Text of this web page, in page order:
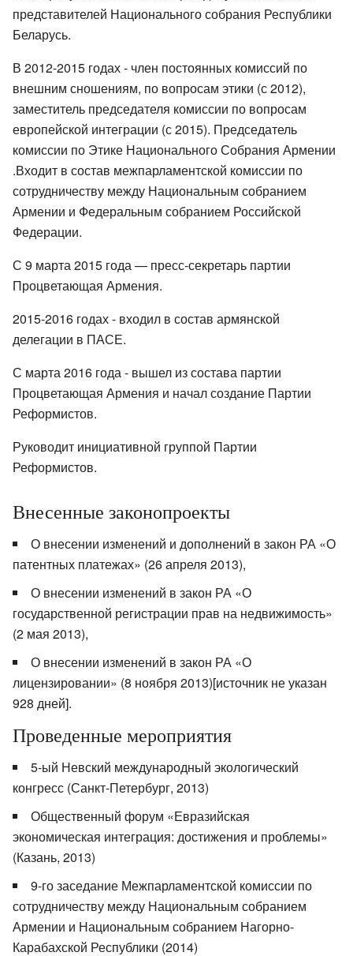
представителей Национального собрания Республики
Беларусь.
В 2012-2015 годах - член постоянных комиссий по
внешним сношениям, по вопросам этики (с 2012),
заместитель председателя комиссии по вопросам
европейской интеграции (с 2015). Председатель
комиссии по Этике Национального Собрания Армении
.Входит в состав межпарламентской комиссии по
сотрудничеству между Национальным собранием
Армении и Федеральным собранием Российской
Федерации.
С 9 марта 2015 года — пресс-секретарь партии
Процветающая Армения.
2015-2016 годах - входил в состав армянской
делегации в ПАСЕ.
С марта 2016 года - вышел из состава партии
Процветающая Армения и начал создание Партии
Реформистов.
Руководит инициативной группой Партии
Реформистов.
Внесенные законопроекты
О внесении изменений и дополнений в закон РА «О
патентных платежах» (26 апреля 2013),
О внесении изменений в закон РА «О
государственной регистрации прав на недвижимость»
(2 мая 2013),
О внесении изменений в закон РА «О
лицензировании» (8 ноября 2013)[источник не указан
928 дней].
Проведенные мероприятия
5-ый Невский международный экологический
конгресс (Санкт-Петербург, 2013)
Общественный форум «Евразийская
экономическая интеграция: достижения и проблемы»
(Казань, 2013)
9-го заседание Межпарламентской комиссии по
сотрудничеству между Национальным собранием
Армении и Национальным собранием Нагорно-
Карабахской Республики (2014)